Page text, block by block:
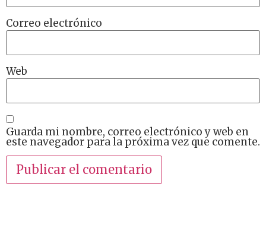
Correo electrónico
Web
Guarda mi nombre, correo electrónico y web en
este navegador para la próxima vez que comente.